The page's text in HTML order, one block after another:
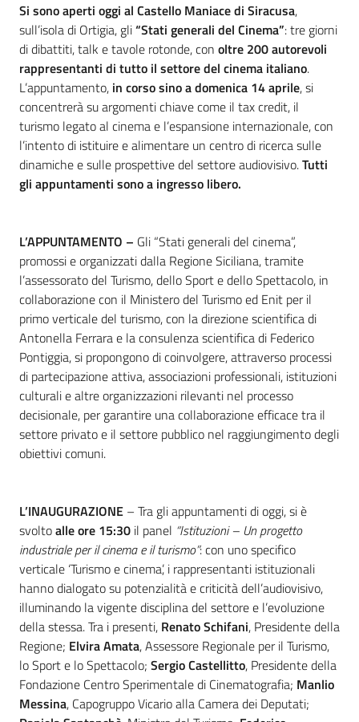
Si sono aperti oggi al Castello Maniace di Siracusa,
sull’isola di Ortigia, gli“Stati generali del Cinema”: tre giorni
di dibattiti, talk e tavole rotonde, con oltre 200 autorevoli
rappresentanti di tutto il settore del cinema italiano.
L’appuntamento, in corsosino a domenica 14 aprile, si
concentrerà su argomenti chiave come il tax credit, il
turismo legato al cinema e l’espansione internazionale, con
l’intento di istituire e alimentare un centro di ricerca sulle
dinamiche e sulle prospettive del settore audiovisivo.Tutti
gli appuntamenti sono a ingresso libero.
L’APPUNTAMENTO – Gli “Stati generali del cinema”,
promossi e organizzati dalla Regione Siciliana, tramite
l’assessorato del Turismo, dello Sport e dello Spettacolo, in
collaborazione con il Ministero del Turismo ed Enit per il
primo verticale del turismo, con la direzione scientifica di
Antonella Ferrara e la consulenza scientifica di Federico
Pontiggia, si propongono di coinvolgere, attraverso processi
di partecipazione attiva, associazioni professionali, istituzioni
culturali e altre organizzazioni rilevanti nel processo
decisionale, per garantire una collaborazione efficace tra il
settore privato e il settore pubblico nel raggiungimento degli
obiettivi comuni.
L’INAUGURAZIONE – Tra gli appuntamenti di oggi, si è
svoltoalle ore 15:30 il panel “Istituzioni – Un progetto
industriale per il cinema e il turismo”: con uno specifico
verticale ‘Turismo e cinema’, i rappresentanti istituzionali
hanno dialogato su potenzialità e criticità dell’audiovisivo,
illuminando la vigente disciplina del settore e l’evoluzione
della stessa. Tra i presenti, Renato Schifani, Presidente della
Regione; Elvira Amata, Assessore Regionale per il Turismo,
lo Sport e lo Spettacolo; Sergio Castellitto, Presidente della
Fondazione Centro Sperimentale di Cinematografia; Manlio
Messina, Capogruppo Vicario alla Camera dei Deputati;